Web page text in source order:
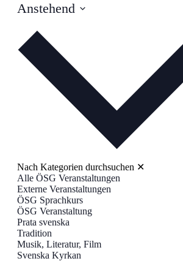
Anstehend
wählen.
Nach Kategorien durchsuchen ✕
Alle ÖSG Veranstaltungen
Externe Veranstaltungen
ÖSG Sprachkurs
ÖSG Veranstaltung
Prata svenska
Tradition
Musik, Literatur, Film
Svenska Kyrkan